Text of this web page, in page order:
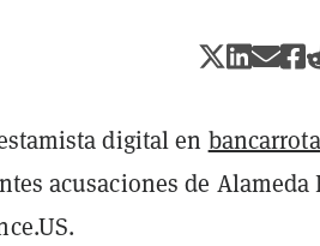
digital en bancarrota
acusaciones de